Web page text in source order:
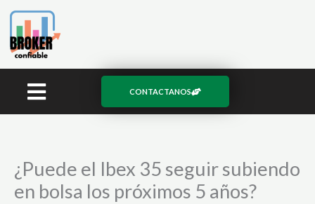
contenido
CONTACTANOS
¿Puede el Ibex 35 seguir subiendo
en bolsa los próximos 5 años?